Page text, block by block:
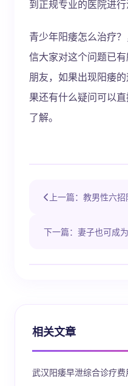
到正规专业的医院进行
青少年阳痿怎么治疗
信大家对这个问题已
朋友，如果出现阳痿
果还有什么疑问可以
了解。
上一篇：教男性六
下一篇：妻子也可成
相关文章
武汉阳痿早泄综合诊疗